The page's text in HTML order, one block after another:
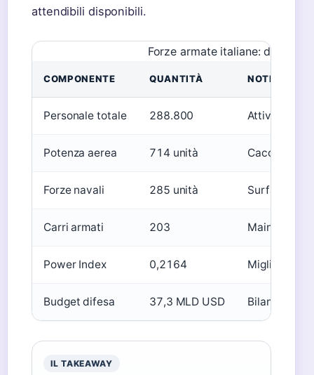
attendibili disponibili.
Forze armate italiane: dati
COMPONENTE QUANTITÀ NOTE
Personale totale 288.800 Attivo in
Potenza aerea 714 unità Caccia,
Forze navali 285 unità Surface
Carri armati 203 Main battle
Power Index 0,2164 Migliore =
Budget difesa 37,3 MLD USD Bilancio
IL TAKEAWAY